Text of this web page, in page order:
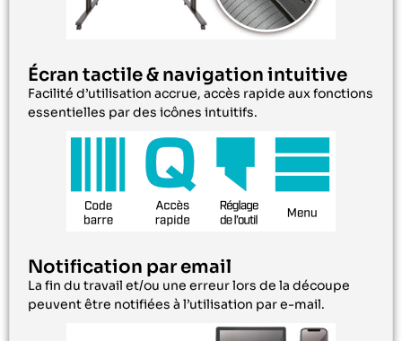
Écran tactile & navigation intuitive
Facilité d’utilisation accrue, accès rapide aux fonctions
essentielles par des icônes intuitifs.
Notification par email
La fin du travail et/ou une erreur lors de la découpe
peuvent être notifiées à l’utilisation par e-mail.